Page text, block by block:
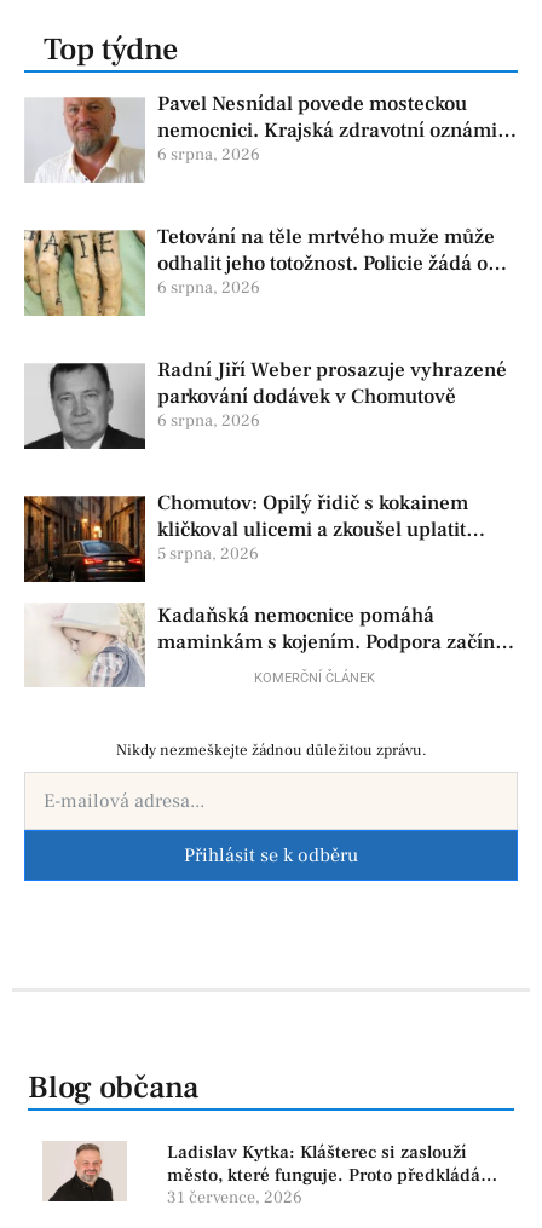
Top týdne
Pavel Nesnídal povede mosteckou
nemocnici. Krajská zdravotní oznámila
změnu ve vedení
6 srpna, 2026
Tetování na těle mrtvého muže může
odhalit jeho totožnost. Policie žádá o
pomoc
6 srpna, 2026
Radní Jiří Weber prosazuje vyhrazené
parkování dodávek v Chomutově
6 srpna, 2026
Chomutov: Opilý řidič s kokainem
kličkoval ulicemi a zkoušel uplatit
policisty
5 srpna, 2026
Kadaňská nemocnice pomáhá
maminkám s kojením. Podpora začíná
už před porodemKOMERČNÍ ČLÁNEK
Nikdy nezmeškejte žádnou důležitou zprávu.
Přihlásit se k odběru
Blog občana
Ladislav Kytka: Klášterec si zaslouží
město, které funguje. Proto předkládáme
program, který řeší skutečné problémy
31 července, 2026